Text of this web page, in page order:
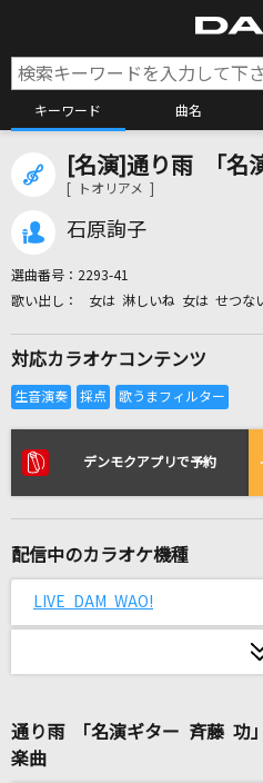
キーワード 曲名
カラオ
全国り
リアルタイムで歌わ
Pray
ロミオとシンデレラ
ラストバージン
[名演]通り雨 「名
[ トオリアメ ]
石原詢子
選曲番号： 2293-41
女は 淋しいね 女は せつな
対応カラオケコンテンツ
デンモクアプリで予約
配信中のカラオケ機種
LIVE DAM WAO!
通り雨 「名演ギター 斉藤 功
楽曲